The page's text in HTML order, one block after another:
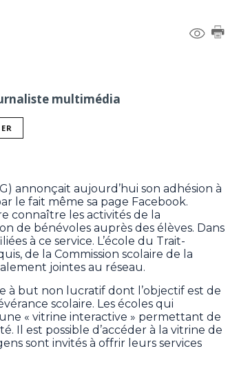
multimédia
annonçait aujourd’hui son adhésion à
le fait même sa page Facebook.
connaître les activités de la
de bénévoles auprès des élèves. Dans
à ce service. L’école du Trait-
de la Commission scolaire de la
jointes au réseau.
à but non lucratif dont l’objectif est de
scolaire. Les écoles qui
« vitrine interactive » permettant de
Il est possible d’accéder à la vitrine de
sont invités à offrir leurs services